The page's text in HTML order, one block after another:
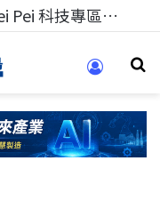
科技專區!